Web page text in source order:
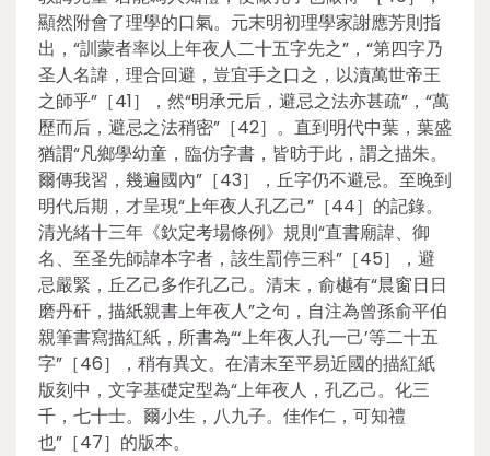
顯然附會了理學的口氣。元末明初理學家謝應芳則指
出，“訓蒙者率以上年夜人二十五字先之”，“第四字乃
圣人名諱，理合回避，豈宜手之口之，以瀆萬世帝王
之師乎”［41］，然“明承元后，避忌之法亦甚疏”，“萬
歷而后，避忌之法稍密”［42］。直到明代中葉，葉盛
猶謂“凡鄉學幼童，臨仿字書，皆昉于此，謂之描朱。
爾傳我習，幾遍國內”［43］，丘字仍不避忌。至晚到
明代后期，才呈現“上年夜人孔乙己”［44］的記錄。
清光緒十三年《欽定考場條例》規則“直書廟諱、御
名、至圣先師諱本字者，該生罰停三科”［45］，避
忌嚴緊，丘乙己多作孔乙己。清末，俞樾有“晨窗日日
磨丹矸，描紙親書上年夜人”之句，自注為曾孫俞平伯
親筆書寫描紅紙，所書為“‘上年夜人孔一己’等二十五
字”［46］，稍有異文。在清末至平易近國的描紅紙
版刻中，文字基礎定型為“上年夜人，孔乙己。化三
千，七十士。爾小生，八九子。佳作仁，可知禮
也”［47］的版本。